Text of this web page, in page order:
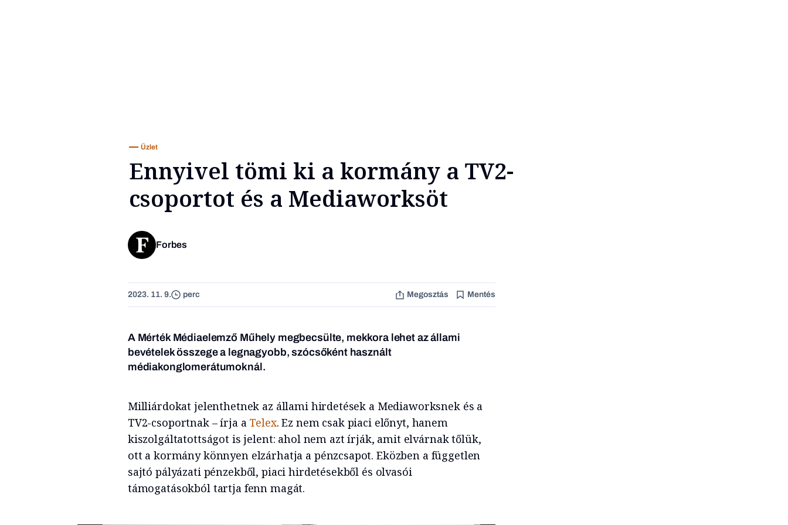
Üzlet
Ennyivel tömi ki a kormány a TV2-
csoportot és a Mediaworksöt
Forbes
2023. 11. 9. perc Megosztás Mentés
A Mérték Médiaelemző Műhely megbecsülte, mekkora lehet az állami
bevételek összege a legnagyobb, szócsőként használt
médiakonglomerátumoknál.
Milliárdokat jelenthetnek az állami hirdetések a Mediaworksnek és a
TV2-csoportnak – írja a Telex. Ez nem csak piaci előnyt, hanem
kiszolgáltatottságot is jelent: ahol nem azt írják, amit elvárnak tőlük,
ott a kormány könnyen elzárhatja a pénzcsapot. Eközben a független
sajtó pályázati pénzekből, piaci hirdetésekből és olvasói
támogatásokból tartja fenn magát.